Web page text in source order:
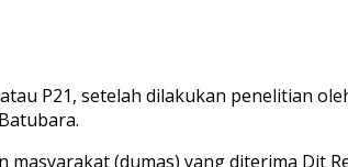
P21, setelah dilakukan penelitian
(dumas) yang diterima Dit